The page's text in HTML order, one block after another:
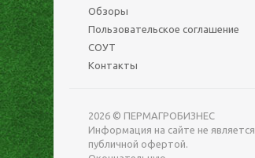
Обзоры
Пользовательское соглашение
СОУТ
Контакты
2026 © ПЕРМАГРОБИЗНЕС
Информация на сайте не является
публичной офертой.